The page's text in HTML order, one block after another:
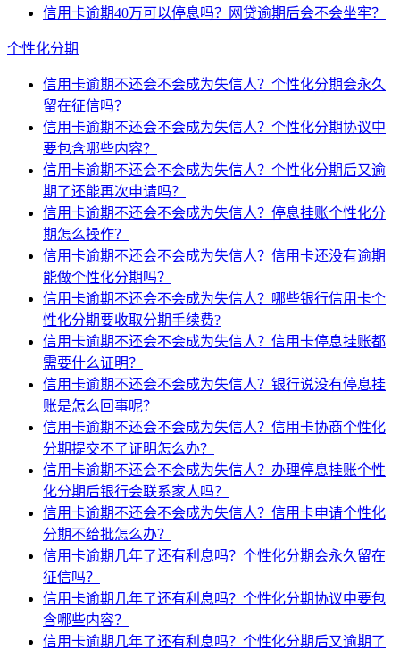
信用卡逾期40万可以停息吗？网贷逾期后会不会坐牢？
个性化分期
信用卡逾期不还会不会成为失信人？个性化分期会永久
留在征信吗？
信用卡逾期不还会不会成为失信人？个性化分期协议中
要包含哪些内容？
信用卡逾期不还会不会成为失信人？个性化分期后又逾
期了还能再次申请吗？
信用卡逾期不还会不会成为失信人？停息挂账个性化分
期怎么操作？
信用卡逾期不还会不会成为失信人？信用卡还没有逾期
能做个性化分期吗？
信用卡逾期不还会不会成为失信人？哪些银行信用卡个
性化分期要收取分期手续费?
信用卡逾期不还会不会成为失信人？信用卡停息挂账都
需要什么证明？
信用卡逾期不还会不会成为失信人？银行说没有停息挂
账是怎么回事呢？
信用卡逾期不还会不会成为失信人？信用卡协商个性化
分期提交不了证明怎么办？
信用卡逾期不还会不会成为失信人？办理停息挂账个性
化分期后银行会联系家人吗？
信用卡逾期不还会不会成为失信人？信用卡申请个性化
分期不给批怎么办？
信用卡逾期几年了还有利息吗？个性化分期会永久留在
征信吗？
信用卡逾期几年了还有利息吗？个性化分期协议中要包
含哪些内容？
信用卡逾期几年了还有利息吗？个性化分期后又逾期了